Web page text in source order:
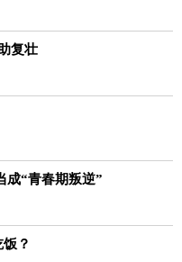
复壮
成“青春期叛逆”
？